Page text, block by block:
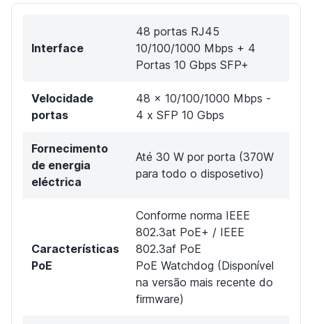
Interface
48 portas RJ45
10/100/1000 Mbps + 4
Portas 10 Gbps SFP+
Velocidade
portas
48 x 10/100/1000 Mbps -
4 x SFP 10 Gbps
Fornecimento
de energia
eléctrica
Até 30 W por porta (370W
para todo o disposetivo)
Características
PoE
Conforme norma IEEE
802.3at PoE+ / IEEE
802.3af PoE
PoE Watchdog (Disponível
na versão mais recente do
firmware)